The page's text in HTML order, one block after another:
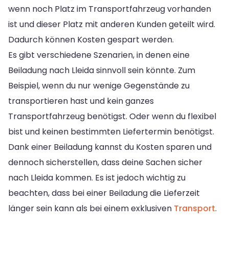
wenn noch Platz im Transportfahrzeug vorhanden
ist und dieser Platz mit anderen Kunden geteilt wird.
Dadurch können Kosten gespart werden.
Es gibt verschiedene Szenarien, in denen eine
Beiladung nach Lleida sinnvoll sein könnte. Zum
Beispiel, wenn du nur wenige Gegenstände zu
transportieren hast und kein ganzes
Transportfahrzeug benötigst. Oder wenn du flexibel
bist und keinen bestimmten Liefertermin benötigst.
Dank einer Beiladung kannst du Kosten sparen und
dennoch sicherstellen, dass deine Sachen sicher
nach Lleida kommen. Es ist jedoch wichtig zu
beachten, dass bei einer Beiladung die Lieferzeit
länger sein kann als bei einem exklusiven Transport.